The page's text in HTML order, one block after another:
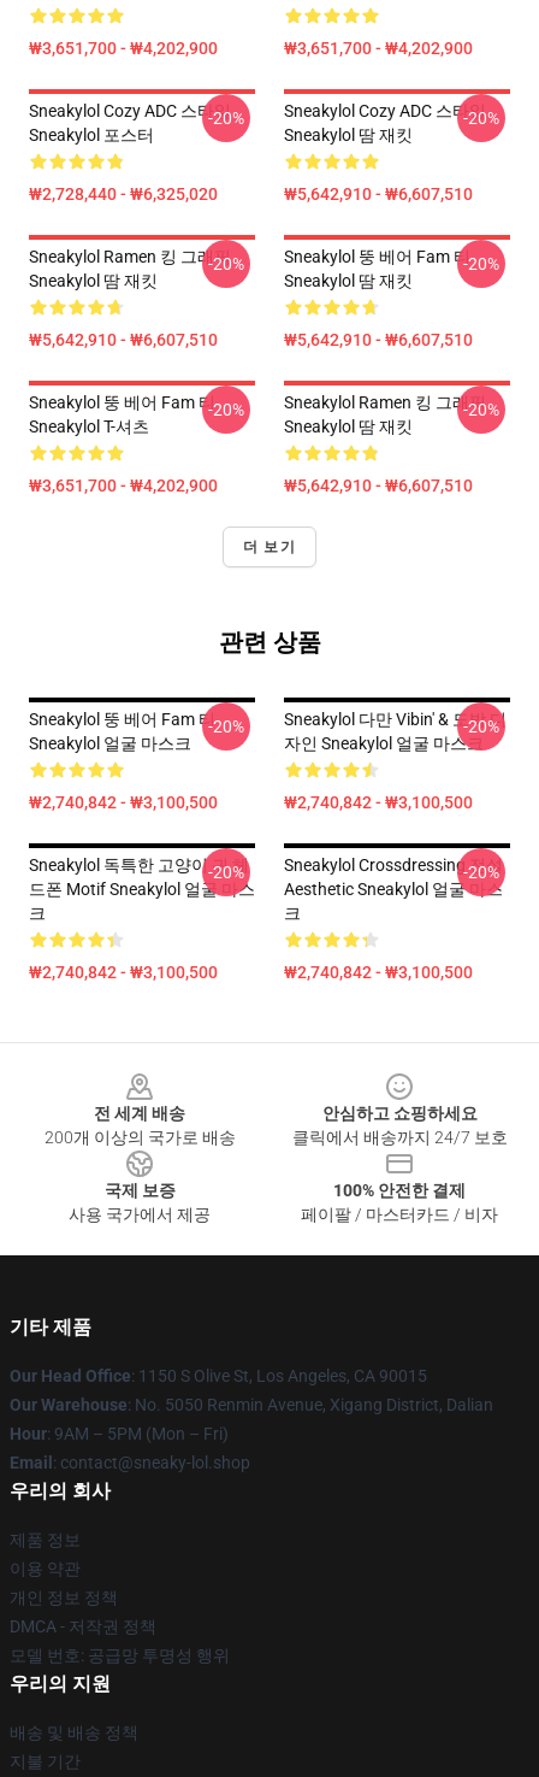
₩3,651,700 - ₩4,202,900 ₩3,651,700 - ₩4,202,900
Sneakylol Cozy ADC 스타일
Sneakylol 포스터
₩2,728,440 - ₩6,325,020
-20%
Sneakylol Cozy ADC 스타일
Sneakylol 땀 재킷
₩5,642,910 - ₩6,607,510
-20%
Sneakylol Ramen 킹 그래픽
Sneakylol 땀 재킷
₩5,642,910 - ₩6,607,510
-20%
Sneakylol 뚱 베어 Fam 티
Sneakylol 땀 재킷
₩5,642,910 - ₩6,607,510
-20%
Sneakylol 뚱 베어 Fam 티
Sneakylol T-셔츠
₩3,651,700 - ₩4,202,900
-20%
Sneakylol Ramen 킹 그래픽
Sneakylol 땀 재킷
₩5,642,910 - ₩6,607,510
-20%
더 보기
관련 상품
Sneakylol 뚱 베어 Fam 티
Sneakylol 얼굴 마스크
₩2,740,842 - ₩3,100,500
-20%
Sneakylol 다만 Vibin' & 도박 디
자인 Sneakylol 얼굴 마스크
₩2,740,842 - ₩3,100,500
-20%
Sneakylol 독특한 고양이 귀 헤
드폰 Motif Sneakylol 얼굴 마스
크
₩2,740,842 - ₩3,100,500
-20%
Sneakylol Crossdressing 전설
Aesthetic Sneakylol 얼굴 마스
크
₩2,740,842 - ₩3,100,500
-20%
전 세계 배송
200개 이상의 국가로 배송
안심하고 쇼핑하세요
클릭에서 배송까지 24/7 보호
국제 보증
사용 국가에서 제공
100% 안전한 결제
페이팔 / 마스터카드 / 비자
기타 제품
Our Head Office: 1150 S Olive St, Los Angeles, CA 90015
Our Warehouse: No. 5050 Renmin Avenue, Xigang District, Dalian
Hour: 9AM – 5PM (Mon – Fri)
Email : contact@sneaky-lol.shop
우리의 회사
제품 정보
이용 약관
개인 정보 정책
DMCA - 저작권 정책
모델 번호: 공급망 투명성 행위
우리의 지원
배송 및 배송 정책
지불 기간